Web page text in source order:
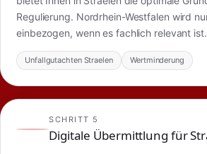
Regulierung. Nordrhein-Westfalen wird
einbezogen, wenn es fachlich relevant ist.
Unfallgutachten Straelen Wertminderung
SCHRITT 5
Digitale Übermittlung für